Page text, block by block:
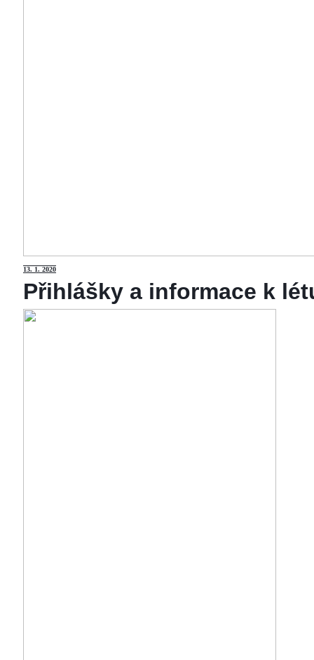
13. 1. 2020
Přihlášky a informace k